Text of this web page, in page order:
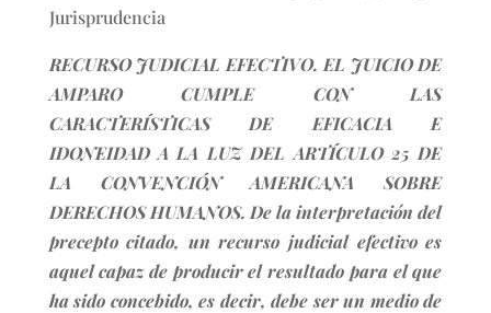
Jurisprudencia
RECURSO JUDICIAL EFECTIVO. EL JUICIO DE
AMPARO CUMPLE CON LAS
CARACTERÍSTICAS DE EFICACIA E
IDONEIDAD A LA LUZ DEL ARTÍCULO 25 DE
LA CONVENCIÓN AMERICANA SOBRE
DERECHOS HUMANOS. De la interpretación del
precepto citado, un recurso judicial efectivo es
aquel capaz de producir el resultado para el que
ha sido concebido, es decir, debe ser un medio de